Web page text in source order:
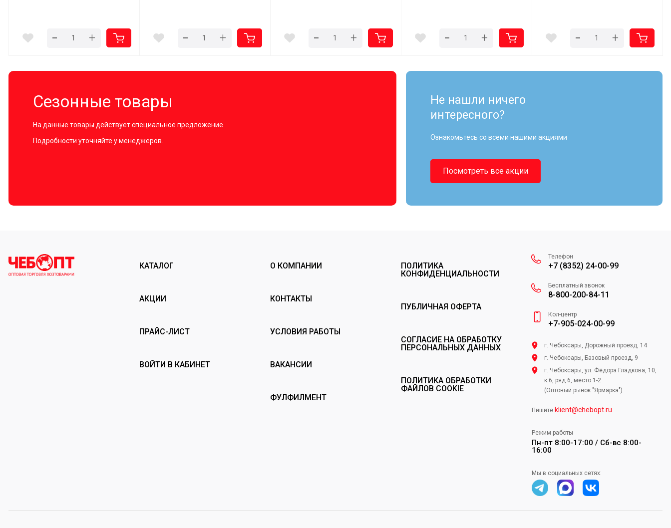
- + - + - + - + - +
Сезонные товары
На данные товары действует специальное предложение.
Подробности уточняйте у менеджеров.
Не нашли ничего
интересного?
Ознакомьтесь со всеми нашими акциями
Посмотреть все акции
КАТАЛОГ
АКЦИИ
ПРАЙС-ЛИСТ
ВОЙТИ В КАБИНЕТ
О КОМПАНИИ
КОНТАКТЫ
УСЛОВИЯ РАБОТЫ
ВАКАНСИИ
ФУЛФИЛМЕНТ
ПОЛИТИКА
КОНФИДЕНЦИАЛЬНОСТИ
ПУБЛИЧНАЯ ОФЕРТА
СОГЛАСИЕ НА ОБРАБОТКУ
ПЕРСОНАЛЬНЫХ ДАННЫХ
ПОЛИТИКА ОБРАБОТКИ
ФАЙЛОВ COOKIE
Телефон
+7 (8352) 24-00-99
Бесплатный звонок
8-800-200-84-11
Кол-центр
+7-905-024-00-99
г. Чебоксары, Дорожный проезд, 14
г. Чебоксары, Базовый проезд, 9
г. Чебоксары, ул. Фёдора Гладкова, 10,
к.6, ряд 6, место 1-2
(Оптовый рынок "Ярмарка")
Пишите klient@chebopt.ru
Режим работы
Пн-пт 8:00-17:00 / Сб-вс 8:00-
16:00
Мы в социальных сетях: